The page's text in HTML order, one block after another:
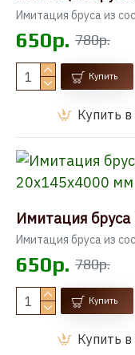
Имитация бруса из
650р. 780р.
Купить
Купить в
Имитация бруса из
650р. 780р.
Купить
Купить в